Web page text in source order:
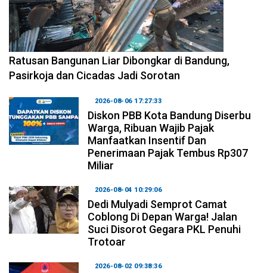
2026-08-06 17:34:08
Ratusan Bangunan Liar Dibongkar di Bandung,
Pasirkoja dan Cicadas Jadi Sorotan
2026-08-06 17:27:33
Diskon PBB Kota Bandung Diserbu
Warga, Ribuan Wajib Pajak
Manfaatkan Insentif Dan
Penerimaan Pajak Tembus Rp307
Miliar
2026-08-04 10:29:06
Dedi Mulyadi Semprot Camat
Coblong Di Depan Warga! Jalan
Suci Disorot Gegara PKL Penuhi
Trotoar
2026-08-02 09:38:36